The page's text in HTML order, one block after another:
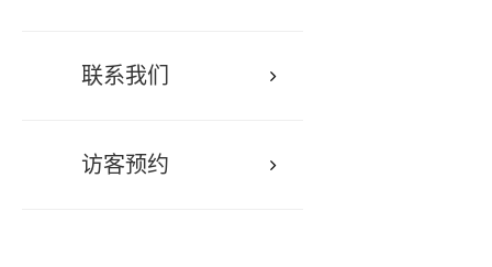
联系我们
访客预约